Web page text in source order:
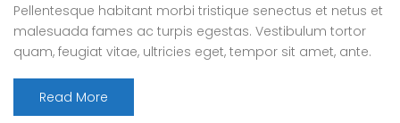
Pellentesque habitant morbi tristique senectus et netus et
malesuada fames ac turpis egestas. Vestibulum tortor
quam, feugiat vitae, ultricies eget, tempor sit amet, ante.
ultricies mi vitae est. Mauris placerat eleifend leo. Quisque
sit amet est et sapien ullamcorper pharetra. Vestibulum
Read More